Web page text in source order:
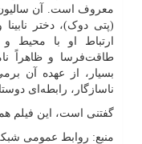
معروف است. آن
(پتی دوک)، دختر
ارتباط او با محیط
طاقت‌فرسا و ظاهراً
بسیار، از عهده آن
ناسازگار، رابطه‌ای
گفتنی است، این فیلم همان روز ساعت
منبع: روابط عمومی